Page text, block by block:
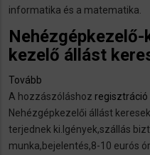
informatika és a matematika.
kezelő állást
Tovább
kotró
és
minikotró
kezelő
A hozzászóláshoz regisztráció
Nehézgépkezelői állást
terjednek ki.Igények,szállás
munka,bejelentés,8-10 eurós